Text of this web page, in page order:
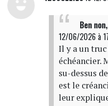
Ben
12/06/2026 à
Il y a un
échéancier.
su-dessus
est le
leur